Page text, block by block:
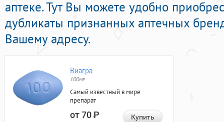
аптеке. Тут Вы можете удобно
дубликаты признанных аптечных
Вашему адресу.
Виагра
100мг
Самый известный в мире
препарат
от 70Р Купить